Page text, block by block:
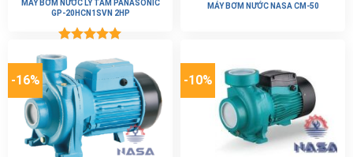
MÁY BƠM NƯỚC LY TÂM PANASONIC
GP-20HCN1SVN 2HP
Được xếp
hạng5.00
5 sao
MÁY BƠM NƯỚC NASA CM-50
-16% -10%